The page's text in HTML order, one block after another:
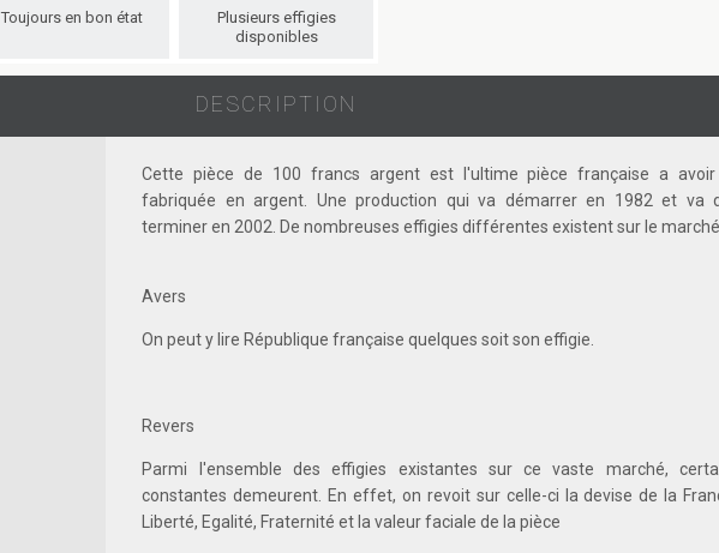
Toujours en bon état
Plusieurs effigies
disponibles
DESCRIPTION
Cette pièce de 100 francs argent est l'ultime pièce française a
fabriquée en argent. Une production qui va démarrer en 1982 et va
terminer en 2002. De nombreuses effigies différentes existent sur le marché.
Avers
On peut y lire République française quelques soit son effigie.
Revers
Parmi l'ensemble des effigies existantes sur ce vaste marché,
constantes demeurent. En effet, on revoit sur celle-ci la devise de la
Liberté, Egalité, Fraternité et la valeur faciale de la pièce